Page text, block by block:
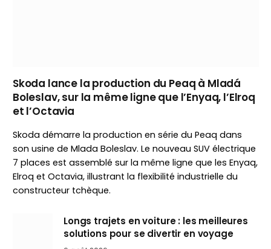
Skoda lance la production du Peaq à Mladá
Boleslav, sur la même ligne que l’Enyaq, l’Elroq
et l’Octavia
Skoda démarre la production en série du Peaq dans
son usine de Mlada Boleslav. Le nouveau SUV électrique
7 places est assemblé sur la même ligne que les Enyaq,
Elroq et Octavia, illustrant la flexibilité industrielle du
constructeur tchèque.
Longs trajets en voiture : les meilleures
solutions pour se divertir en voyage